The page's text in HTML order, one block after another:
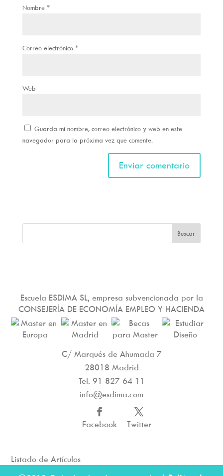
Nombre *
Correo electrónico *
Web
Guarda mi nombre, correo electrónico y web en este
navegador para la próxima vez que comente.
Escuela ESDIMA SL, empresa subvencionada por la
CONSEJERÍA DE ECONOMÍA EMPLEO Y HACIENDA
C/ Marqués de Ahumada 7
28018 Madrid
Tel. 91 827 64 11
info@esdima.com
Facebook Twitter
Listado de Artículos